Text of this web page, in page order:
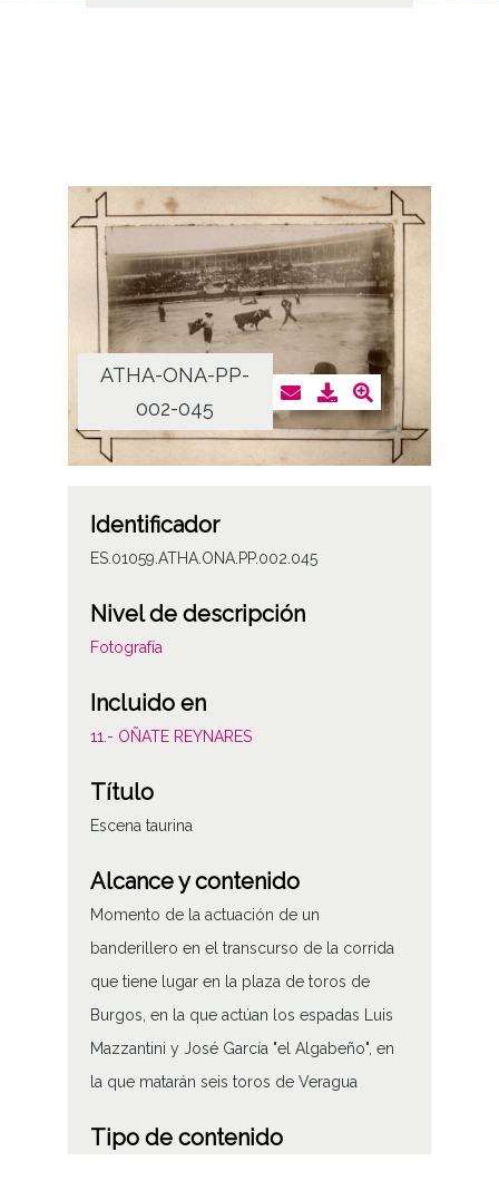
ATHA-ONA-PP-
002-045
Identificador
ES.01059.ATHA.ONA.PP.002.045
Nivel de descripción
Fotografía
Incluido en
11.- OÑATE REYNARES
Título
Escena taurina
Alcance y contenido
Momento de la actuación de un
banderillero en el transcurso de la corrida
que tiene lugar en la plaza de toros de
Burgos, en la que actúan los espadas Luis
Mazzantini y José García "el Algabeño", en
la que matarán seis toros de Veragua
Tipo de contenido